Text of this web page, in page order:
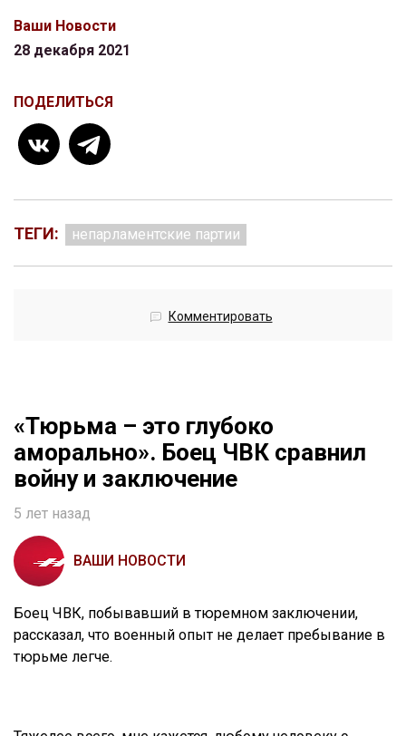
Ваши Новости
28 декабря 2021
ПОДЕЛИТЬСЯ
ТЕГИ: непарламентские партии
Комментировать
«Тюрьма – это глубоко
аморально». Боец ЧВК сравнил
войну и заключение
5 лет назад
ВАШИ НОВОСТИ
Боец ЧВК, побывавший в тюремном заключении,
рассказал, что военный опыт не делает пребывание в
тюрьме легче.